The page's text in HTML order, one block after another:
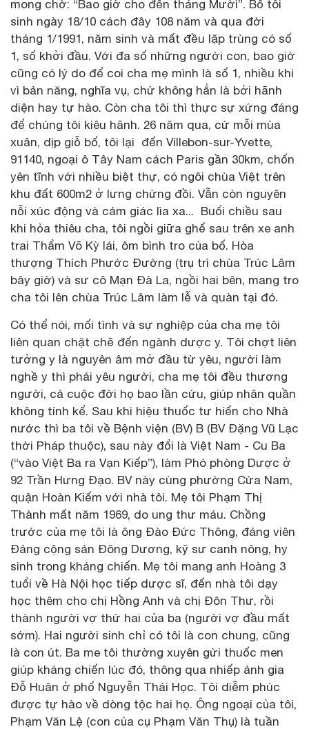
mong chờ: “Bao giờ cho đến tháng Mười”. Bố tôi
sinh ngày 18/10 cách đây 108 năm và qua đời
tháng 1/1991, năm sinh và mất đều lặp trùng có số
1, số khởi đầu. Với đa số những người con, bao giờ
cũng có lý do để coi cha mẹ mình là số 1, nhiều khi
vì bản năng, nghĩa vụ, chứ không hẳn là bởi hãnh
diện hay tự hào. Còn cha tôi thì thực sự xứng đáng
để chúng tôi kiêu hãnh. 26 năm qua, cứ mỗi mùa
xuân, dịp giỗ bố, tôi lại đến Villebon-sur-Yvette,
91140, ngoại ô Tây Nam cách Paris gần 30km, chốn
yên tĩnh với nhiều biệt thự, có ngôi chùa Việt trên
khu đất 600m2 ở lưng chừng đồi. Vẫn còn nguyên
nỗi xúc động và cảm giác lìa xa... Buổi chiều sau
khi hỏa thiêu cha, tôi ngồi giữa ghế sau trên xe anh
trai Thẩm Võ Kỳ lái, ôm bình tro của bố. Hòa
thượng Thích Phước Đường (trụ trì chùa Trúc Lâm
bây giờ) và sư cô Mạn Đà La, ngồi hai bên, mang tro
cha tôi lên chùa Trúc Lâm làm lễ và quàn tại đó.
Có thể nói, mối tình và sự nghiệp của cha mẹ tôi
liên quan chặt chẽ đến ngành dược y. Tôi chợt liên
tưởng y là nguyên âm mở đầu từ yêu, người làm
nghề y thì phải yêu người, cha mẹ tôi đều thương
người, cả cuộc đời họ bao lần cứu, giúp nhân quần
không tính kể. Sau khi hiệu thuốc tư hiến cho Nhà
nước thì ba tôi về Bệnh viện (BV) B (BV Đặng Vũ Lạc
thời Pháp thuộc), sau này đổi là Việt Nam - Cu Ba
(“vào Việt Ba ra Vạn Kiếp”), làm Phó phòng Dược ở
92 Trần Hưng Đạo. BV này cùng phường Cửa Nam,
quận Hoàn Kiếm với nhà tôi. Mẹ tôi Phạm Thị
Thành mất năm 1969, do ung thư máu. Chồng
trước của mẹ tôi là ông Đào Đức Thông, đảng viên
Đảng cộng sản Đông Dương, kỹ sư canh nông, hy
sinh trong kháng chiến. Mẹ tôi mang anh Hoàng 3
tuổi về Hà Nội học tiếp dược sĩ, đến nhà tôi dạy
học thêm cho chị Hồng Anh và chị Đôn Thư, rồi
thành người vợ thứ hai của ba (người vợ đầu mất
sớm). Hai người sinh chỉ có tôi là con chung, cũng
là con út. Ba me tôi thường xuyên gửi thuốc men
giúp kháng chiến lúc đó, thông qua nhiếp ảnh gia
Đỗ Huân ở phố Nguyễn Thái Học. Tôi diễm phúc
được tự hào về dòng tộc hai họ. Ông ngoại của tôi,
Phạm Văn Lệ (con của cụ Phạm Văn Thụ) là tuần